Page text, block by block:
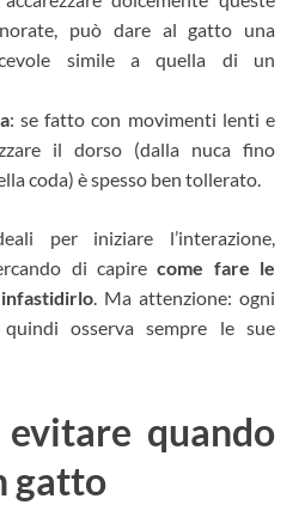
può dare al gatto una
simile a quella di un
: se fatto con movimenti lenti e
il dorso (dalla nuca fino
coda) è spesso ben tollerato.
per iniziare l’interazione,
di capirecome fare le
. Ma attenzione: ogni
osserva sempre le sue
quando
gatto